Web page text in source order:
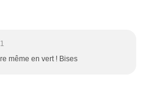
même en vert ! Bises